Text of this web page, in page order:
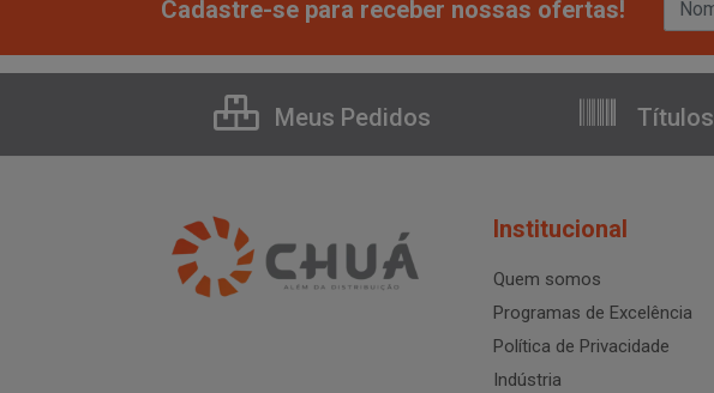
Cadastre-se para receber nossas ofertas!
Meus Pedidos Títulos
Institucional
Quem somos
Programas de Excelência
Política de Privacidade
Indústria